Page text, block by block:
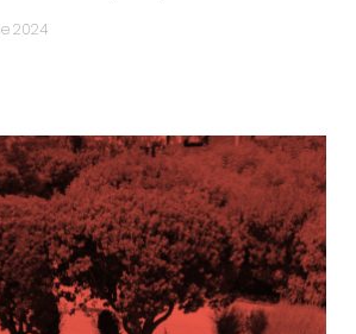
2024